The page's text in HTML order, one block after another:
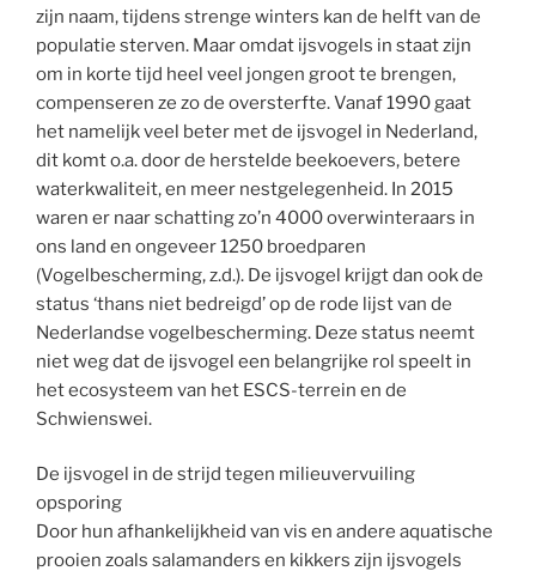
zijn naam, tijdens strenge winters kan de helft van de
populatie sterven. Maar omdat ijsvogels in staat zijn
om in korte tijd heel veel jongen groot te brengen,
compenseren ze zo de oversterfte. Vanaf 1990 gaat
het namelijk veel beter met de ijsvogel in Nederland,
dit komt o.a. door de herstelde beekoevers, betere
waterkwaliteit, en meer nestgelegenheid. In 2015
waren er naar schatting zo’n 4000 overwinteraars in
ons land en ongeveer 1250 broedparen
(Vogelbescherming, z.d.). De ijsvogel krijgt dan ook de
status ‘thans niet bedreigd’ op de rode lijst van de
Nederlandse vogelbescherming. Deze status neemt
niet weg dat de ijsvogel een belangrijke rol speelt in
het ecosysteem van het ESCS-terrein en de
Schwienswei.
De ijsvogel in de strijd tegen milieuvervuiling
opsporing
Door hun afhankelijkheid van vis en andere aquatische
prooien zoals salamanders en kikkers zijn ijsvogels